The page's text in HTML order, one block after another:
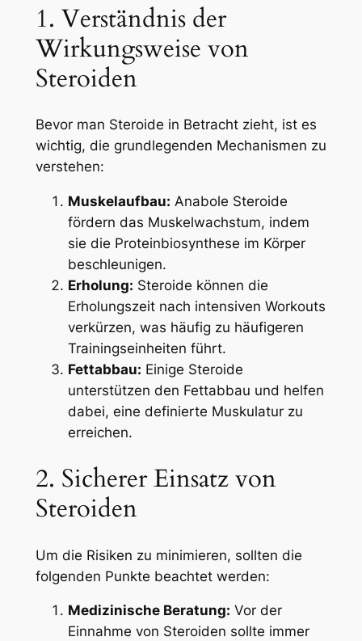
1. Verständnis der
Wirkungsweise von
Steroiden
Bevor man Steroide in Betracht zieht, ist es
wichtig, die grundlegenden Mechanismen zu
verstehen:
Muskelaufbau: Anabole Steroide
fördern das Muskelwachstum, indem
sie die Proteinbiosynthese im Körper
beschleunigen.
Erholung: Steroide können die
Erholungszeit nach intensiven Workouts
verkürzen, was häufig zu häufigeren
Trainingseinheiten führt.
Fettabbau: Einige Steroide
unterstützen den Fettabbau und helfen
dabei, eine definierte Muskulatur zu
erreichen.
2. Sicherer Einsatz von
Steroiden
Um die Risiken zu minimieren, sollten die
folgenden Punkte beachtet werden:
Medizinische Beratung: Vor der
Einnahme von Steroiden sollte immer